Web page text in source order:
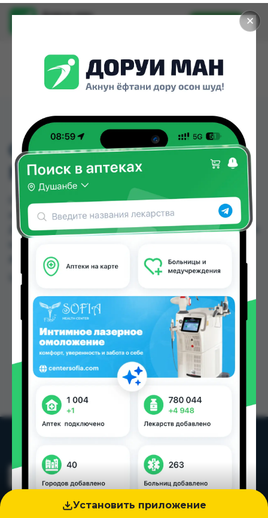
✕
Установить приложение
Доруи ман
Установить
CANDESARTAN 16MG
NO.28
CANDESARTAN 16MG NO.28 можно купить или
заказать в аптеках, Дорухона Олмони №1,
Дорухона Олмони №2, Дорухона Олмони №3 по
других городах Таджикистана
Цена: от50.00 TJS